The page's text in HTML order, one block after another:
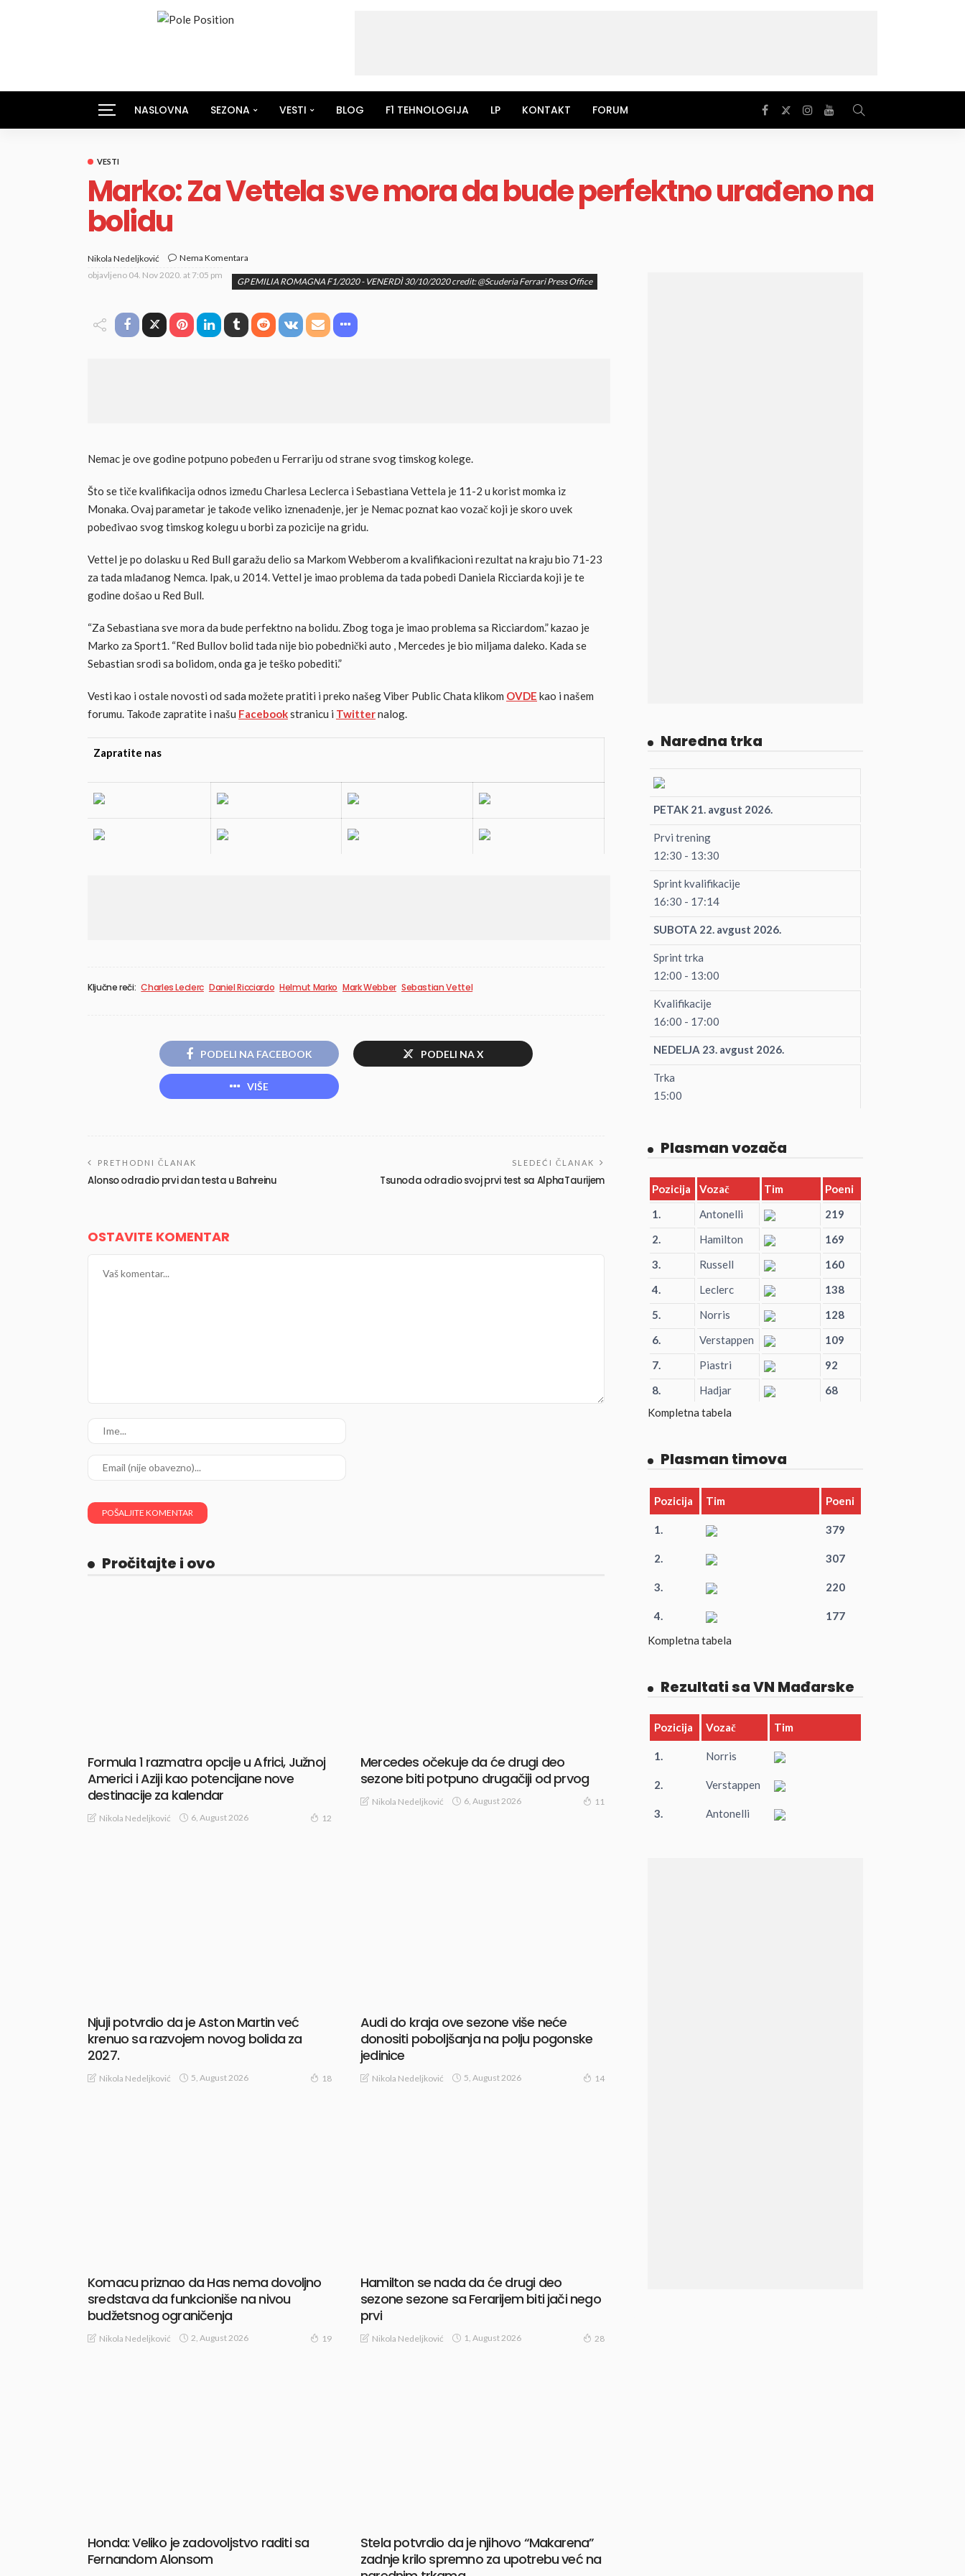
NASLOVNA SEZONA VESTI BLOG F1 TEHNOLOGIJA LP KONTAKT FORUM
VESTI
Marko: Za Vettela sve mora da bude perfektno urađeno na
bolidu
Nikola Nedeljković
Nema Komentara
objavljeno 04. Nov 2020. at 7:05 pm
GP EMILIA ROMAGNA F1/2020 - VENERDÌ 30/10/2020 credit: @Scuderia Ferrari Press Office
Nemac je ove godine potpuno pobeđen u Ferrariju od strane svog timskog kolege.
Što se tiče kvalifikacija odnos između Charlesa Leclerca i Sebastiana Vettela je 11-2 u korist momka iz
Monaka. Ovaj parametar je takođe veliko iznenađenje, jer je Nemac poznat kao vozač koji je skoro uvek
pobeđivao svog timskog kolegu u borbi za pozicije na gridu.
Vettel je po dolasku u Red Bull garažu delio sa Markom Webberom a kvalifikacioni rezultat na kraju bio 71-23
za tada mlađanog Nemca. Ipak, u 2014. Vettel je imao problema da tada pobedi Daniela Ricciarda koji je te
godine došao u Red Bull.
“Za Sebastiana sve mora da bude perfektno na bolidu. Zbog toga je imao problema sa Ricciardom.” kazao je
Marko za Sport1. “Red Bullov bolid tada nije bio pobednički auto , Mercedes je bio miljama daleko. Kada se
Sebastian srodi sa bolidom, onda ga je teško pobediti.”
Vesti kao i ostale novosti od sada možete pratiti i preko našeg Viber Public Chata klikom OVDE kao i našem
forumu. Takođe zapratite i našu Facebookstranicu i Twitternalog.
Zapratite nas
Ključne reči: Charles Leclerc Daniel Ricciardo Helmut Marko Mark Webber Sebastian Vettel
PODELI NA FACEBOOK PODELI NA X
VIŠE
PRETHODNI ČLANAK
Alonso odradio prvi dan testa u Bahreinu
SLEDEĆI ČLANAK
Tsunoda odradio svoj prvi test sa AlphaTaurijem
OSTAVITE KOMENTAR
Pročitajte i ovo
Formula 1 razmatra opcije u Africi, Južnoj
Americi i Aziji kao potencijane nove
destinacije za kalendar
Nikola Nedeljković 6, August 2026 12
Mercedes očekuje da će drugi deo
sezone biti potpuno drugačiji od prvog
Nikola Nedeljković 6, August 2026 11
Njuji potvrdio da je Aston Martin već
krenuo sa razvojem novog bolida za
2027.
Nikola Nedeljković 5, August 2026 18
Audi do kraja ove sezone više neće
donositi poboljšanja na polju pogonske
jedinice
Nikola Nedeljković 5, August 2026 14
Komacu priznao da Has nema dovoljno
sredstava da funkcioniše na nivou
budžetsnog ograničenja
Nikola Nedeljković 2, August 2026 19
Hamilton se nada da će drugi deo
sezone sezone sa Ferarijem biti jači nego
prvi
Nikola Nedeljković 1, August 2026 28
Honda: Veliko je zadovoljstvo raditi sa
Fernandom Alonsom
Stela potvrdio da je njihovo “Makarena”
zadnje krilo spremno za upotrebu već na
Naredna trka
PETAK 21. avgust 2026.
Prvi trening
12:30 - 13:30
Sprint kvalifikacije
16:30 - 17:14
SUBOTA 22. avgust 2026.
Sprint trka
12:00 - 13:00
Kvalifikacije
16:00 - 17:00
NEDELJA 23. avgust 2026.
Trka
15:00
Plasman vozača
Pozicija Vozač Tim
Poeni
1.
Antonelli
219
2.
Hamilton
169
3.
Russell
160
4.
Leclerc
138
5.
Norris
128
6.
Verstappen
109
7.
Piastri
92
8.
Hadjar
68
Kompletna tabela
Plasman timova
Pozicija Tim Poeni
1. 379
2. 307
3. 220
4.
177
Kompletna tabela
Rezultati sa VN Mađarske
Pozicija Vozač Tim
1. Norris
2. Verstappen
3. Antonelli